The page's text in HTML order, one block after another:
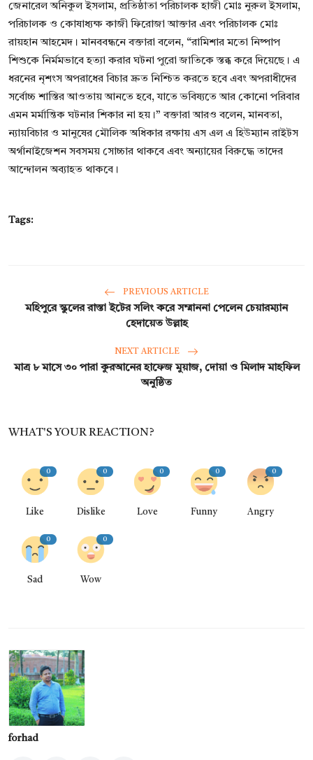
জেনারেল অনিকুল ইসলাম, প্রতিষ্ঠাতা পরিচালক হাজী মোঃ নুরুল ইসলাম,
পরিচালক ও কোষাধ্যক্ষ কাজী ফিরোজা আক্তার এবং পরিচালক মোঃ
রায়হান আহমেদ। মানববন্ধনে বক্তারা বলেন, “রামিশার মতো নিষ্পাপ
শিশুকে নির্মমভাবে হত্যা করার ঘটনা পুরো জাতিকে স্তব্ধ করে দিয়েছে। এ
ধরনের নৃশংস অপরাধের বিচার দ্রুত নিশ্চিত করতে হবে এবং অপরাধীদের
সর্বোচ্চ শাস্তির আওতায় আনতে হবে, যাতে ভবিষ্যতে আর কোনো পরিবার
এমন মর্মান্তিক ঘটনার শিকার না হয়।” বক্তারা আরও বলেন, মানবতা,
ন্যায়বিচার ও মানুষের মৌলিক অধিকার রক্ষায় এস এল এ হিউম্যান রাইটস
অর্গানাইজেশন সবসময় সোচ্চার থাকবে এবং অন্যায়ের বিরুদ্ধে তাদের
আন্দোলন অব্যাহত থাকবে।
Tags:
PREVIOUS ARTICLE
মহিপুরে স্কুলের রাস্তা ইটের সলিং করে সম্মাননা পেলেন চেয়ারম্যান
হেদায়েত উল্লাহ
NEXT ARTICLE
মাত্র ৮ মাসে ৩০ পারা কুরআনের হাফেজ মুয়াজ, দোয়া ও মিলাদ মাহফিল
অনুষ্ঠিত
WHAT'S YOUR REACTION?
0
Like
0
Dislike
0
Love
0
Funny
0
Angry
0
Sad
0
Wow
forhad